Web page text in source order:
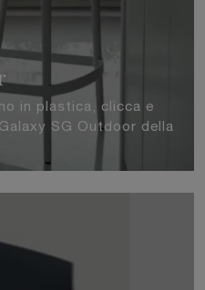
in plastica, clicca e
SG Outdoor della